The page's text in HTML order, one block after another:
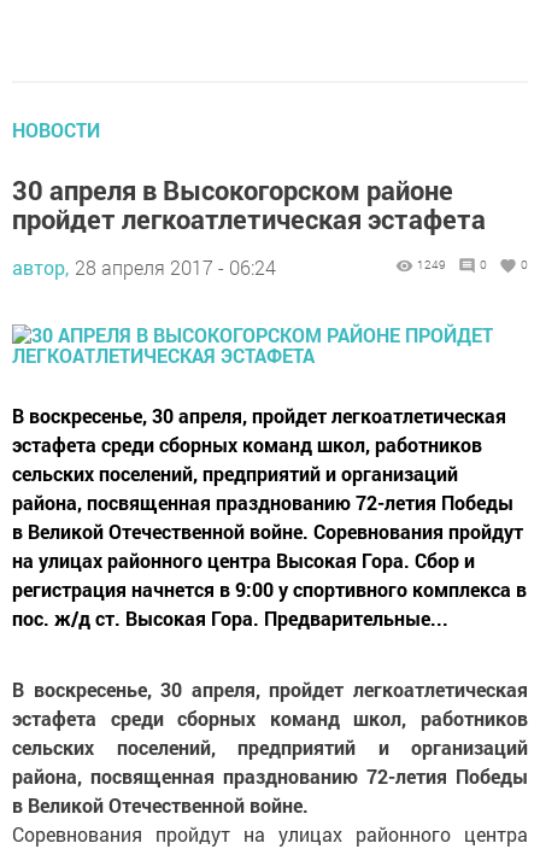
НОВОСТИ
30 апреля в Высокогорском районе
пройдет легкоатлетическая эстафета
автор, 28 апреля 2017 - 06:24 1249 0 0
В воскресенье, 30 апреля, пройдет легкоатлетическая
эстафета среди сборных команд школ, работников
сельских поселений, предприятий и организаций
района, посвященная празднованию 72-летия Победы
в Великой Отечественной войне. Соревнования пройдут
на улицах районного центра Высокая Гора. Сбор и
регистрация начнется в 9:00 у спортивного комплекса в
пос. ж/д ст. Высокая Гора. Предварительные...
В воскресенье, 30 апреля, пройдет легкоатлетическая
эстафета среди сборных команд школ, работников
сельских поселений, предприятий и организаций
района, посвященная празднованию 72-летия Победы
в Великой Отечественной войне.
Соревнования пройдут на улицах районного центра